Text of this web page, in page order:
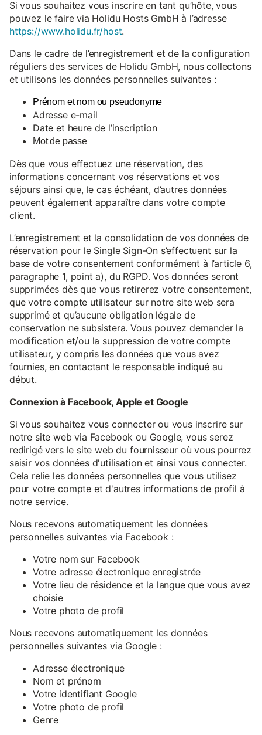
Si vous souhaitez vous inscrire en tant qu’hôte, vous
pouvez le faire via Holidu Hosts GmbH à l’adresse
https://www.holidu.fr/host.
Dans le cadre de l’enregistrement et de la configuration
réguliers des services de Holidu GmbH, nous collectons
et utilisons les données personnelles suivantes :
Prénom et nom ou pseudonyme
Adresse e-mail
Date et heure de l’inscription
Mot de passe
Dès que vous effectuez une réservation, des
informations concernant vos réservations et vos
séjours ainsi que, le cas échéant, d’autres données
peuvent également apparaître dans votre compte
client.
L’enregistrement et la consolidation de vos données de
réservation pour le Single Sign-On s’effectuent sur la
base de votre consentement conformément à l’article 6,
paragraphe 1, point a), du RGPD. Vos données seront
supprimées dès que vous retirerez votre consentement,
que votre compte utilisateur sur notre site web sera
supprimé et qu’aucune obligation légale de
conservation ne subsistera. Vous pouvez demander la
modification et/ou la suppression de votre compte
utilisateur, y compris les données que vous avez
fournies, en contactant le responsable indiqué au
début.
Connexion à Facebook, Apple et Google
Si vous souhaitez vous connecter ou vous inscrire sur
notre site web via Facebook ou Google, vous serez
redirigé vers le site web du fournisseur où vous pourrez
saisir vos données d'utilisation et ainsi vous connecter.
Cela relie les données personnelles que vous utilisez
pour votre compte et d'autres informations de profil à
notre service.
Nous recevons automatiquement les données
personnelles suivantes via Facebook :
Votre nom sur Facebook
Votre adresse électronique enregistrée
Votre lieu de résidence et la langue que vous avez
choisie
Votre photo de profil
Nous recevons automatiquement les données
personnelles suivantes via Google :
Adresse électronique
Nom et prénom
Votre identifiant Google
Votre photo de profil
Genre